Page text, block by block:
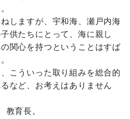
しますが、宇和海、瀬戸内海
供たちにとって、海に親し
関心を持つということはすば
こういった取り組みを総合的
など、お考えはありません
育長。